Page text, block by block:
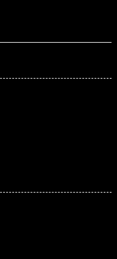
浙江省绍兴市越城区胜利东路379号世茂天际中心写字楼8层805室真力时售后服务中心（需提前预约）
福建省福州市鼓楼区五四路128-1号恒力城写字楼15层03室真力时售后服务中心（需提前预约）